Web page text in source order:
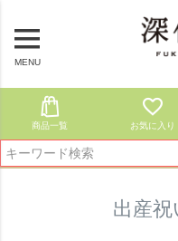
MENU
商品一覧 お気に入り
出産